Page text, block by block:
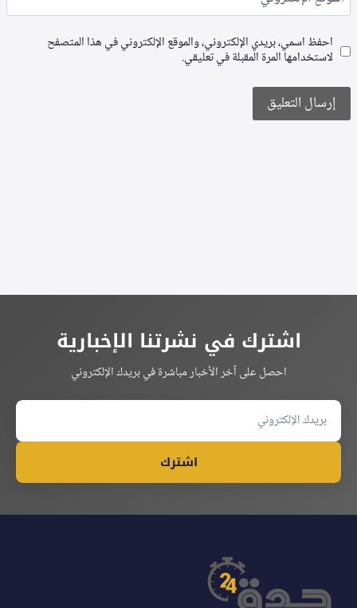
احفظ اسمي، بريدي الإلكتروني، والموقع الإلكتروني في هذا المتصفح
لاستخدامها المرة المقبلة في تعليقي.
اشترك في نشرتنا الإخبارية
احصل على آخر الأخبار مباشرة في بريدك الإلكتروني
اشترك